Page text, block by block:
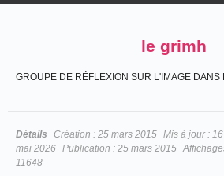
le grimh
GROUPE DE RÉFLEXION SUR L'IMAGE DANS
Détails Création : 25 mars 2015 Mis à jour : 16
mai 2026 Publication : 25 mars 2015
11648